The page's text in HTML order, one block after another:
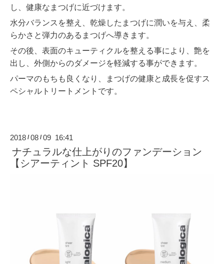
し、健康なまつげに近づけます。
水分バランスを整え、乾燥したまつげに潤いを与え、柔
らかさと弾力のあるまつげへ導きます。
その後、表面のキューティクルを整える事により、艶を
出し、外側からのダメージを軽減する事ができます。
パーマのもちも良くなり、まつげの健康と成長を促すス
ペシャルトリートメントです。
2018 /08 /09 16:41
ナチュラルな仕上がりのファンデーション
【シアーティント SPF20】